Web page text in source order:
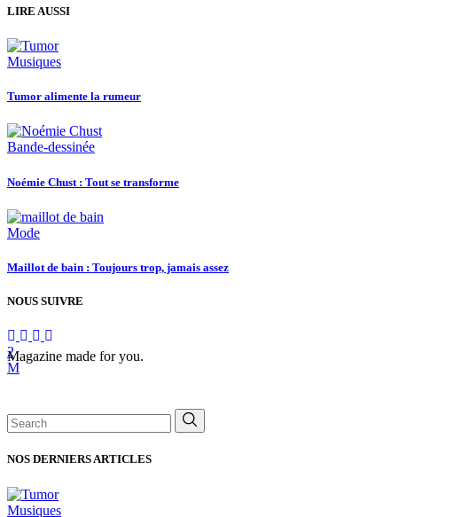
LIRE AUSSI
Musiques
Tumor alimente la rumeur
Bande-dessinée
Noémie Chust : Tout se transforme
Mode
Maillot de bain : Toujours trop, jamais assez
NOUS SUIVRE
Magazine made for you.
Search
for:
NOS DERNIERS ARTICLES
Musiques